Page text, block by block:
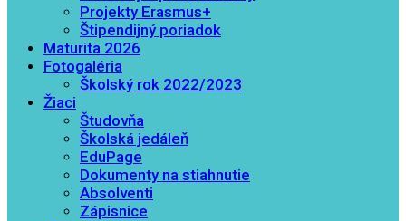
Projekty Erasmus+
Štipendijný poriadok
Maturita 2026
Fotogaléria
Školský rok 2022/2023
Žiaci
Študovňa
Školská jedáleň
EduPage
Dokumenty na stiahnutie
Absolventi
Zápisnice